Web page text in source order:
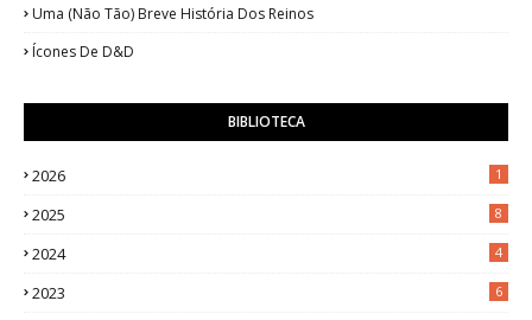
Uma (Não Tão) Breve História Dos Reinos
Ícones De D&D
BIBLIOTECA
2026 1
2025 8
2024 4
2023 6